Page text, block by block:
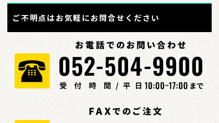
ご不明点はお気軽にお問合せください